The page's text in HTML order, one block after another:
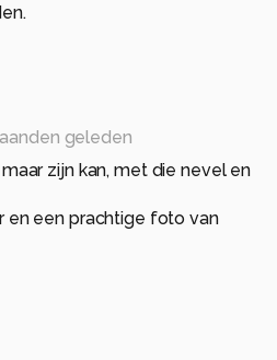
geleden
zijn kan, met die nevel en
en een prachtige foto van